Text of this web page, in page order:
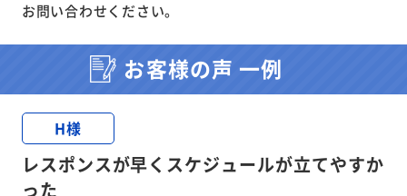
お問い合わせください。
お客様の声 一例
H様
レスポンスが早くスケジュールが立てやすか
った